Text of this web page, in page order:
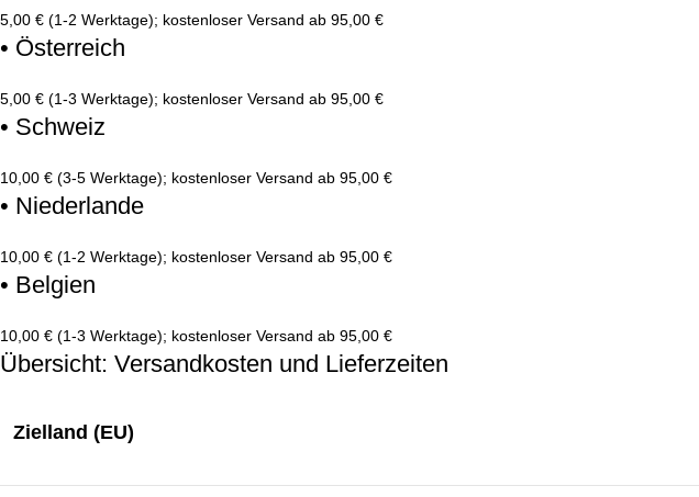
5,00 € (1-2 Werktage); kostenloser Versand ab 95,00 €
• Österreich
5,00 € (1-3 Werktage); kostenloser Versand ab 95,00 €
• Schweiz
10,00 € (3-5 Werktage); kostenloser Versand ab 95,00 €
• Niederlande
10,00 € (1-2 Werktage); kostenloser Versand ab 95,00 €
• Belgien
10,00 € (1-3 Werktage); kostenloser Versand ab 95,00 €
Übersicht: Versandkosten und Lieferzeiten
Zielland (EU)